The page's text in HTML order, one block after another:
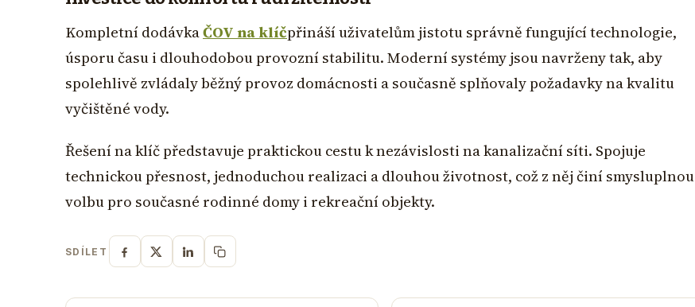
Kompletní dodávkaČOV na klíčpřináší uživatelům jistotu správně fungující technologie,
úsporu času i dlouhodobou provozní stabilitu. Moderní systémy jsou navrženy tak, aby
spolehlivě zvládaly běžný provoz domácnosti a současně splňovaly požadavky na kvalitu
vyčištěné vody.
Řešení na klíč představuje praktickou cestu k nezávislosti na kanalizační síti. Spojuje
technickou přesnost, jednoduchou realizaci a dlouhou životnost, což z něj činí smysluplnou
volbu pro současné rodinné domy i rekreační objekty.
SDÍLET